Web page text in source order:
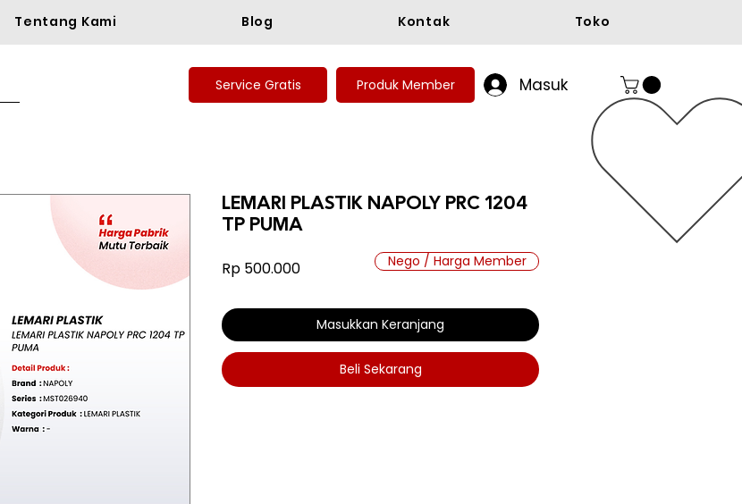
Tentang Kami Blog Kontak Toko
Service Gratis Produk Member Masuk
LEMARI PLASTIK NAPOLY PRC 1204
TP PUMA
Rp 500.000Harga
Masukkan Keranjang
Beli Sekarang
Nego / Harga Member